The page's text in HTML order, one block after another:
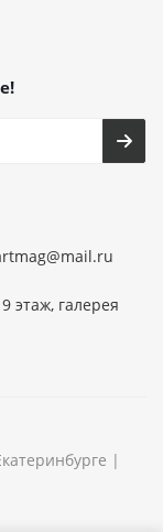
этаж, галерея
|